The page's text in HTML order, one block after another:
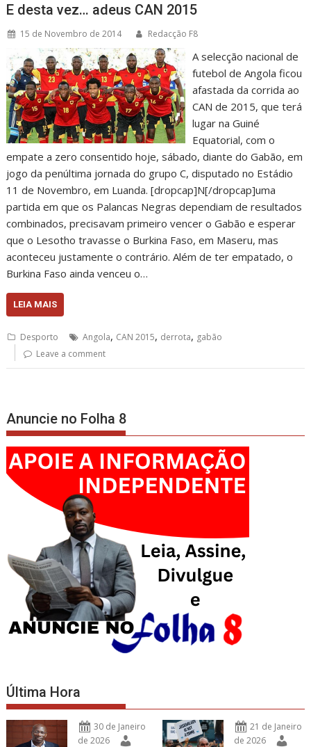
E desta vez… adeus CAN 2015
15 de Novembro de 2014 Redacção F8
A selecção nacional de
futebol de Angola ficou
afastada da corrida ao
CAN de 2015, que terá
lugar na Guiné
Equatorial, com o
empate a zero consentido hoje, sábado, diante do Gabão, em
jogo da penúltima jornada do grupo C, disputado no Estádio
11 de Novembro, em Luanda. [dropcap]N[/dropcap]uma
partida em que os Palancas Negras dependiam de resultados
combinados, precisavam primeiro vencer o Gabão e esperar
que o Lesotho travasse o Burkina Faso, em Maseru, mas
aconteceu justamente o contrário. Além de ter empatado, o
Burkina Faso ainda venceu o…
LEIA MAIS
Desporto Angola, CAN 2015, derrota, gabão
Leave a comment
Anuncie no Folha 8
Última Hora
30 de Janeiro
de 2026
21 de Janeiro
de 2026